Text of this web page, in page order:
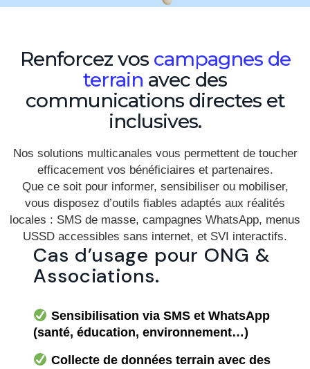
Renforcez vos campagnes de
terrain avec des
communications directes et
inclusives.
Nos solutions multicanales vous permettent de toucher
efficacement vos bénéficiaires et partenaires.
Que ce soit pour informer, sensibiliser ou mobiliser,
vous disposez d’outils fiables adaptés aux réalités
locales : SMS de masse, campagnes WhatsApp, menus
USSD accessibles sans internet, et SVI interactifs.
Cas d’usage pour ONG &
Associations.
Sensibilisation via SMS et WhatsApp
(santé, éducation, environnement…)
Collecte de données terrain avec des